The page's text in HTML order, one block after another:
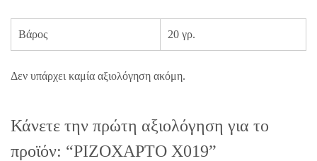
Βάρος 20 γρ.
Δεν υπάρχει καμία αξιολόγηση ακόμη.
Κάνετε την πρώτη αξιολόγηση για το
προϊόν: “ΡΙΖΟΧΑΡΤΟ X019”